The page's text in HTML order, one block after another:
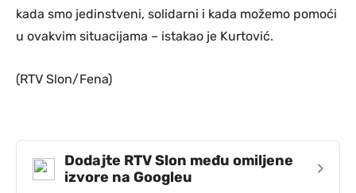
kada smo jedinstveni, solidarni i kada možemo pomoći
u ovakvim situacijama – istakao je Kurtović.
(RTV Slon/Fena)
Dodajte RTV Slon među omiljene
izvore na Googleu
›